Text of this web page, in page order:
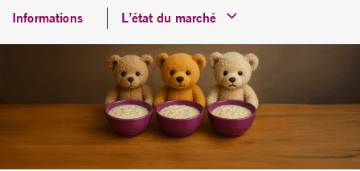
Informations L’état du marché